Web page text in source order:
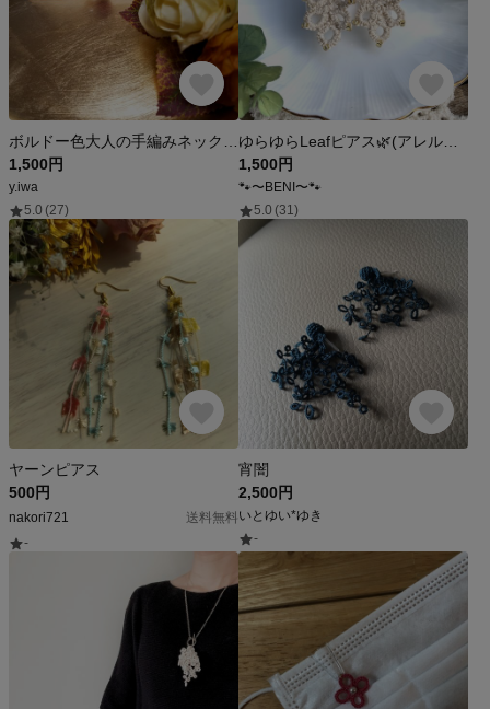
1,500円
y.iwa
5.0 (27)
1,500円
🐾〜BENI〜🐾
5.0 (31)
ヤーンピアス
500円
nakori721
送料無料
-
宵闇
2,500円
いとゆい*ゆき
-